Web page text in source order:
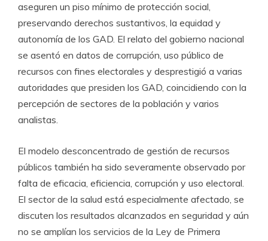
aseguren un piso mínimo de protección social,
preservando derechos sustantivos, la equidad y
autonomía de los GAD. El relato del gobierno nacional
se asentó en datos de corrupción, uso público de
recursos con fines electorales y desprestigió a varias
autoridades que presiden los GAD, coincidiendo con la
percepción de sectores de la población y varios
analistas.
El modelo desconcentrado de gestión de recursos
públicos también ha sido severamente observado por
falta de eficacia, eficiencia, corrupción y uso electoral.
El sector de la salud está especialmente afectado, se
discuten los resultados alcanzados en seguridad y aún
no se amplían los servicios de la Ley de Primera